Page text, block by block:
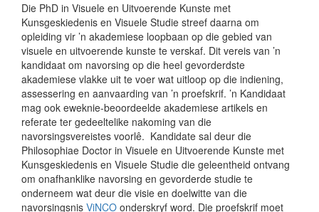
Die PhD in Visuele en Uitvoerende Kunste met
Kunsgeskiedenis en Visuele Studie streef daarna om
opleiding vir ’n akademiese loopbaan op die gebied van
visuele en uitvoerende kunste te verskaf. Dit vereis van ’n
kandidaat om navorsing op die heel gevorderdste
akademiese vlakke uit te voer wat uitloop op die indiening,
assessering en aanvaarding van ’n proefskrif. ’n Kandidaat
mag ook eweknie-beoordeelde akademiese artikels en
referate ter gedeeltelike nakoming van die
navorsingsvereistes voorlê. Kandidate sal deur die
Philosophiae Doctor in Visuele en Uitvoerende Kunste met
Kunsgeskiedenis en Visuele Studie die geleentheid ontvang
om onafhanklike navorsing en gevorderde studie te
onderneem wat deur die visie en doelwitte van die
navorsingsnis ViNCO onderskryf word. Die proefskrif moet